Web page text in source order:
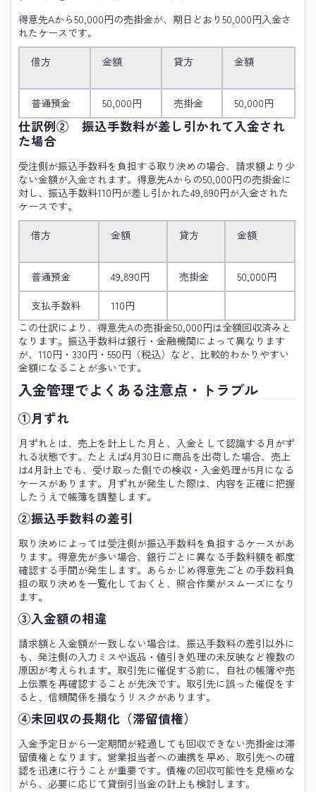
得意先Aから50,000円の売掛金が、期日どおり50,000円入金さ
れたケースです。
借方 金額 貸方 金額
普通預金 50,000円 売掛金 50,000円
仕訳例② 振込手数料が差し引かれて入金され
た場合
受注側が振込手数料を負担する取り決めの場合、請求額より少
ない金額が入金されます。得意先Aからの50,000円の売掛金に
対し、振込手数料110円が差し引かれた49,890円が入金された
ケースです。
借方 金額 貸方 金額
普通預金 49,890円 売掛金 50,000円
支払手数料
110円
この仕訳により、得意先Aの売掛金50,000円は全額回収済みと
なります。振込手数料は銀行・金融機関によって異なります
が、110円・330円・550円（税込）など、比較的わかりやすい
金額になることが多いです。
入金管理でよくある注意点・トラブル
①月ずれ
月ずれとは、売上を計上した月と、入金として認識する月がず
れる状態です。たとえば4月30日に商品を出荷した場合、売上
は4月計上でも、受け取った側での検収・入金処理が5月になる
ケースがあります。月ずれが発生した際は、内容を正確に把握
したうえで帳簿を調整します。
②振込手数料の差引
取り決めによっては受注側が振込手数料を負担するケースがあ
ります。得意先が多い場合、銀行ごとに異なる手数料額を都度
確認する手間が発生します。あらかじめ得意先ごとの手数料負
担の取り決めを一覧化しておくと、照合作業がスムーズになり
ます。
③入金額の相違
請求額と入金額が一致しない場合は、振込手数料の差引以外に
も、発注側の入力ミスや返品・値引き処理の未反映など複数の
原因が考えられます。取引先に催促する前に、自社の帳簿や売
上伝票を再確認することが先決です。取引先に誤った催促をす
ると、信頼関係を損なうリスクがあります。
④未回収の長期化（滞留債権）
入金予定日から一定期間が経過しても回収できない売掛金は滞
留債権となります。営業担当者への連携を早め、取引先への確
認を迅速に行うことが重要です。債権の回収可能性を見極めな
がら、必要に応じて貸倒引当金の計上も検討します。